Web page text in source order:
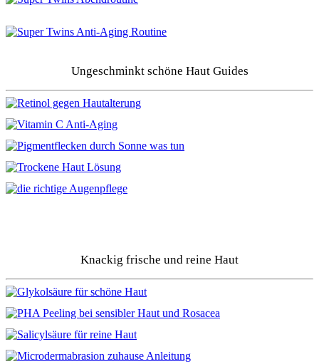
Ungeschminkt schöne Haut Guides
Knackig frische und reine Haut